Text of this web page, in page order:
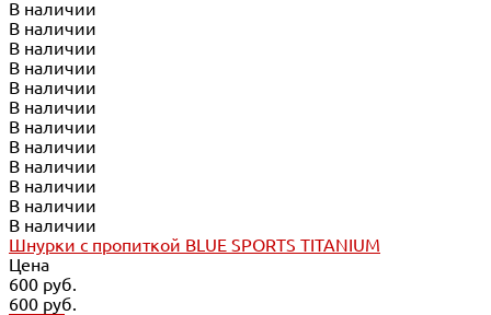
В наличии
В наличии
В наличии
В наличии
В наличии
В наличии
В наличии
В наличии
В наличии
В наличии
В наличии
В наличии
Шнурки с пропиткой BLUE SPORTS TITANIUM
Цена
600 руб.
600 руб.